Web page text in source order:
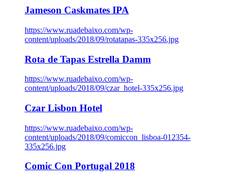
Jameson Caskmates IPA
https://www.ruadebaixo.com/wp-
content/uploads/2018/09/rotatapas-335x256.jpg
Rota de Tapas Estrella Damm
https://www.ruadebaixo.com/wp-
content/uploads/2018/09/czar_hotel-335x256.jpg
Czar Lisbon Hotel
https://www.ruadebaixo.com/wp-
content/uploads/2018/09/comiccon_lisboa-012354-
335x256.jpg
Comic Con Portugal 2018